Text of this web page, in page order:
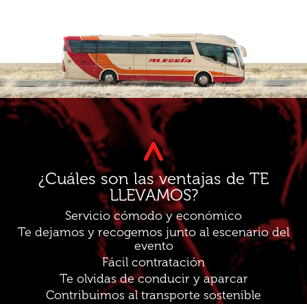
¿Cuáles son las ventajas de TE
LLEVAMOS?
Servicio cómodo y económico
Te dejamos y recogemos junto al escenario del
evento
Fácil contratación
Te olvidas de conducir y aparcar
Contribuimos al transporte sostenible